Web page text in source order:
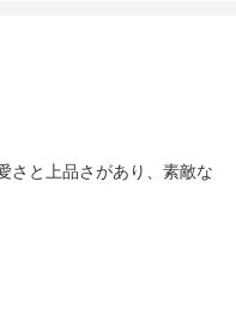
大値のサイズです。
さと上品さがあり、素敵な